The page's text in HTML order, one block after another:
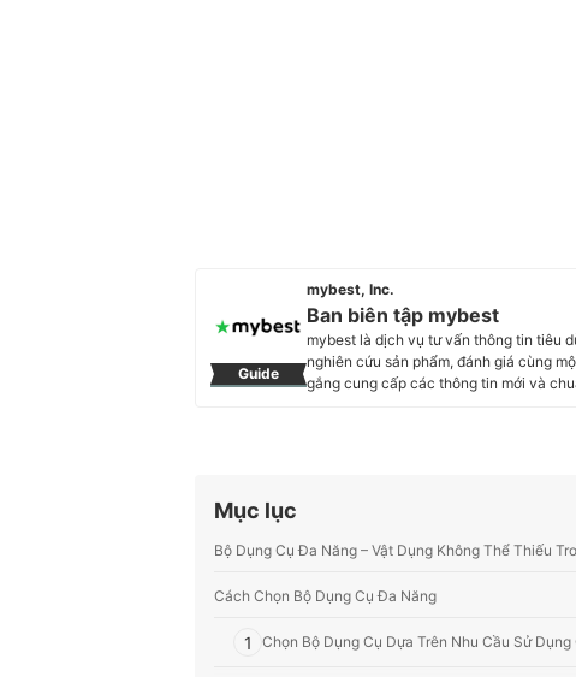
Guide
mybest, Inc.
Ban biên tập mybest
mybest là dịch vụ tư vấn thông tin tiêu
nghiên cứu sản phẩm, đánh giá cùng
gắng cung cấp các thông tin mới và
Mục lục
Bộ Dụng Cụ Đa Năng – Vật Dụng Không Thể Thiếu
Cách Chọn Bộ Dụng Cụ Đa Năng
1 Chọn Bộ Dụng Cụ Dựa Trên Nhu Cầu Sử Dụng